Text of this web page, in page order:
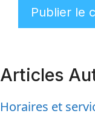
Articles
Horaires et